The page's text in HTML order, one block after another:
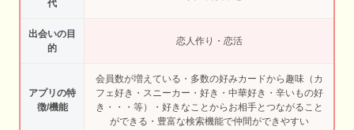
代
出会いの目
的
恋人作り・恋活
アプリの特
徴/機能
会員数が増えている・多数の好みカードから趣味（カ
フェ好き・スニーカー・好き・中華好き・辛いもの好
き・・・等）・好きなことからお相手とつながること
ができる・豊富な検索機能で仲間ができやすい